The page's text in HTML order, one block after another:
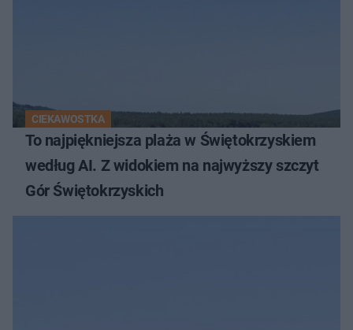
CIEKAWOSTKA
To najpiękniejsza plaża w Świętokrzyskiem
według AI. Z widokiem na najwyższy szczyt
Gór Świętokrzyskich